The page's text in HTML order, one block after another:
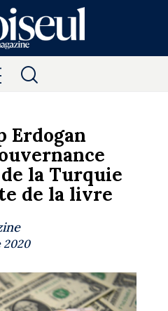
Erdogan
la Turquie
de la livre
2020